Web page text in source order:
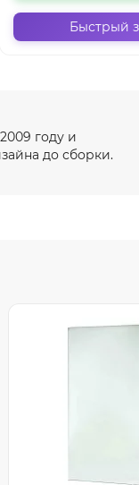
Быстрый
году и
до сборки.